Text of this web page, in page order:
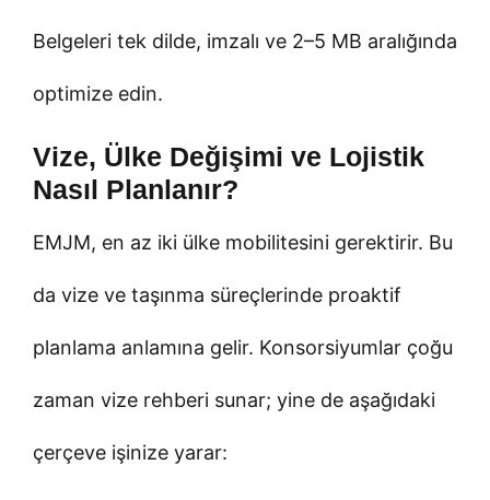
Belgeleri tek dilde, imzalı ve 2–5 MB aralığında
optimize edin.
Vize, Ülke Değişimi ve Lojistik
Nasıl Planlanır?
EMJM, en az iki ülke mobilitesini gerektirir. Bu
da vize ve taşınma süreçlerinde proaktif
planlama anlamına gelir. Konsorsiyumlar çoğu
zaman vize rehberi sunar; yine de aşağıdaki
çerçeve işinize yarar: